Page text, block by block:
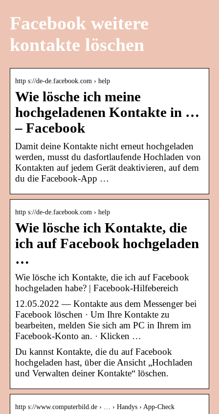
Facebook weitere
kontakte löschen
http s://de-de.facebook.com › help
Wie lösche ich meine
hochgeladenen Kontakte in …
– Facebook
Damit deine Kontakte nicht erneut hochgeladen
werden, musst du dasfortlaufende Hochladen von
Kontakten auf jedem Gerät deaktivieren, auf dem
du die Facebook-App …
http s://de-de.facebook.com › help
Wie lösche ich Kontakte, die
ich auf Facebook hochgeladen
…
Wie lösche ich Kontakte, die ich auf Facebook
hochgeladen habe? | Facebook-Hilfebereich
12.05.2022 — Kontakte aus dem Messenger bei
Facebook löschen · Um Ihre Kontakte zu
bearbeiten, melden Sie sich am PC in Ihrem im
Facebook-Konto an. · Klicken …
Du kannst Kontakte, die du auf Facebook
hochgeladen hast, über die Ansicht „Hochladen
und Verwalten deiner Kontakte“ löschen.
http s://www.computerbild.de › … › Handys › App-Check